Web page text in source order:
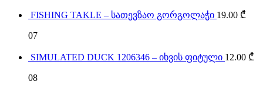
FISHING TAKLE – სათევზაო გორგოლაჭი 19.00 ₾
07
SIMULATED DUCK 1206346 – იხვის ფიტული 12.00 ₾
08